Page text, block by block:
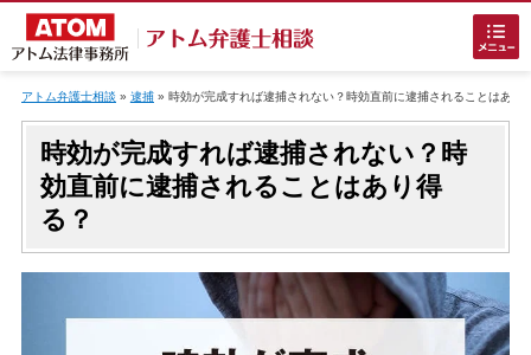
アトム弁護士相談 » 逮捕» 時効が完成すれば逮捕されない？時効直前に逮捕されることはあり
時効が完成すれば逮捕されない？時
効直前に逮捕されることはあり得
る？